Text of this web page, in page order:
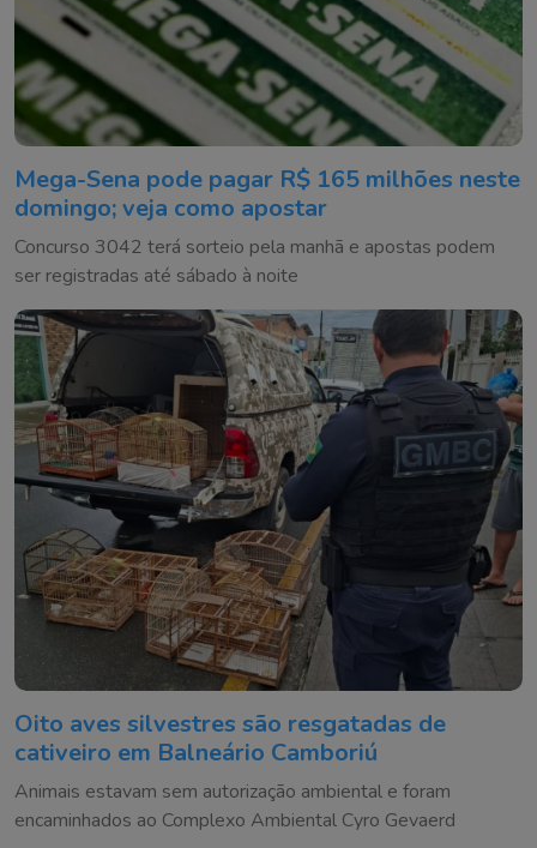
Mega-Sena pode pagar R$ 165 milhões neste
domingo; veja como apostar
Concurso 3042 terá sorteio pela manhã e apostas podem
ser registradas até sábado à noite
Oito aves silvestres são resgatadas de
cativeiro em Balneário Camboriú
Animais estavam sem autorização ambiental e foram
encaminhados ao Complexo Ambiental Cyro Gevaerd